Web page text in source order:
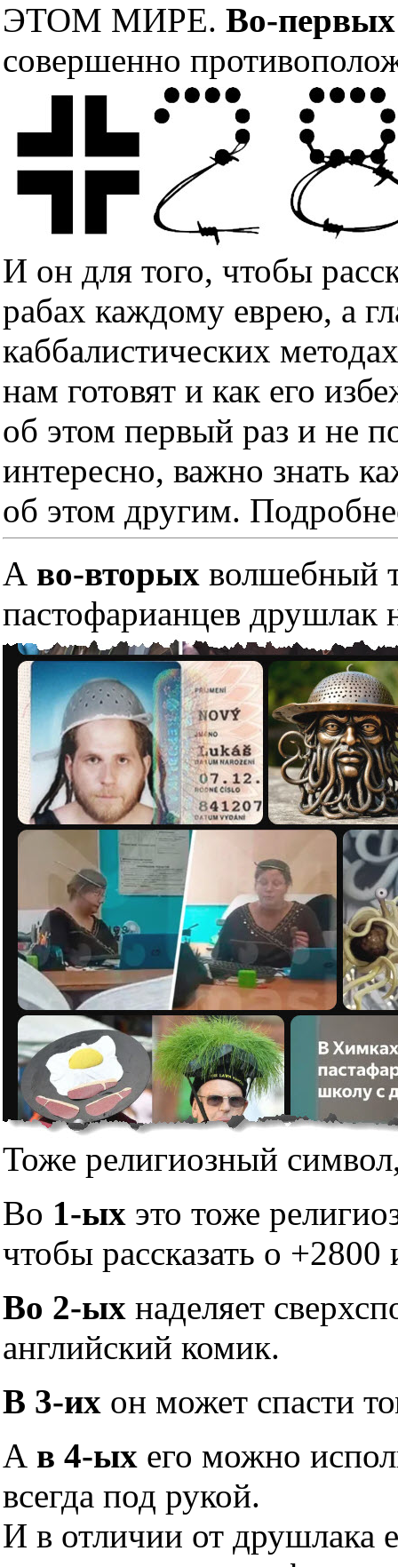
ЭТОМ МИРЕ. Во-первых
совершенно
И он для того, чтобы
рабах каждому еврею, а
каббалистических
нам готовят и как его
об этом первый раз и не
интересно, важно знать
об этом другим.
А во-вторых волшебный
пастофарианцев друшлак
Тоже религиозный
Во 1-ых это тоже
чтобы рассказать о +2800
Во 2-ых наделяет
английский комик.
В 3-их он может спасти
А в 4-ых его можно
всегда под рукой.
И в отличии от друшлака